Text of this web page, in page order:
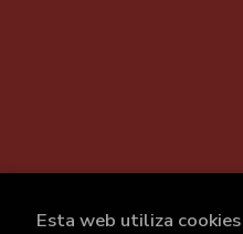
Esta web utiliza